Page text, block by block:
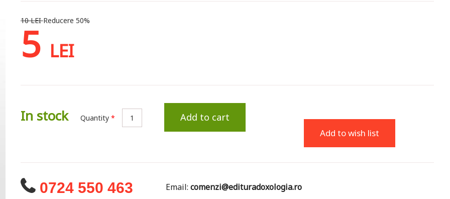
10 LEIReducere 50%
5 LEI
In stock Quantity * Add to cart
Add to wish list
0724 550 463 Email:comenzi@edituradoxologia.ro